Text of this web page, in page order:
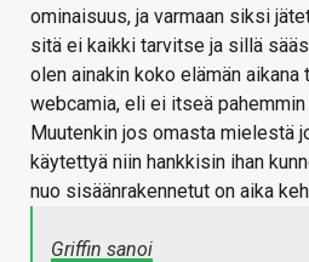
ominaisuus, ja varmaan siksi
sitä ei kaikki tarvitse ja sillä
olen ainakin koko elämän aikana
webcamia, eli ei itseä
Muutenkin jos omasta mielestä
käytettyä niin hankkisin ihan
nuo sisäänrakennetut on aika
Griffin sanoi